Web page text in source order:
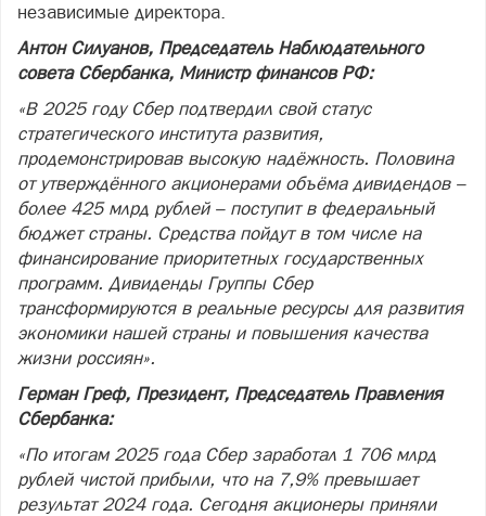
независимые директора.
Антон Силуанов, Председатель Наблюдательного
совета Сбербанка, Министр финансов РФ:
«В 2025 году Сбер подтвердил свой статус
стратегического института развития,
продемонстрировав высокую надёжность. Половина
от утверждённого акционерами объёма дивидендов –
более 425 млрд рублей – поступит в федеральный
бюджет страны. Средства пойдут в том числе на
финансирование приоритетных государственных
программ. Дивиденды Группы Сбер
трансформируются в реальные ресурсы для развития
экономики нашей страны и повышения качества
жизни россиян».
Герман Греф, Президент, Председатель Правления
Сбербанка:
«По итогам 2025 года Сбер заработал 1 706 млрд
рублей чистой прибыли, что на 7,9% превышает
результат 2024 года. Сегодня акционеры приняли